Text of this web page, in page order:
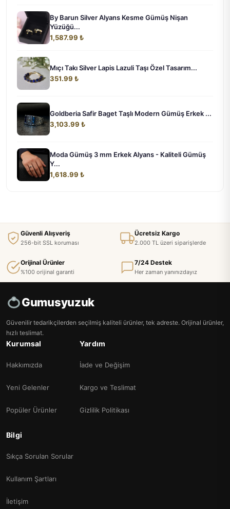
By Barun Silver Alyans Kesme Gümüş Nişan
Yüzüğü...
1,587.99 ₺
Mıçı Takı Silver Lapis Lazuli Taşı Özel Tasarım...
351.99 ₺
Goldberia Safir Baget Taşlı Modern Gümüş Erkek ...
3,103.99 ₺
Moda Gümüş 3 mm Erkek Alyans - Kaliteli Gümüş
Y...
1,618.99 ₺
Güvenli Alışveriş
256-bit SSL koruması
Ücretsiz Kargo
2.000 TL üzeri siparişlerde
Orijinal Ürünler
%100 orijinal garanti
7/24 Destek
Her zaman yanınızdayız
Gumusyuzuk
Güvenilir tedarikçilerden seçilmiş kaliteli ürünler, tek adreste. Orijinal ürünler,
hızlı teslimat.
Kurumsal
Hakkımızda
Yeni Gelenler
Popüler Ürünler
Yardım
İade ve Değişim
Kargo ve Teslimat
Gizlilik Politikası
Bilgi
Sıkça Sorulan Sorular
Kullanım Şartları
İletişim